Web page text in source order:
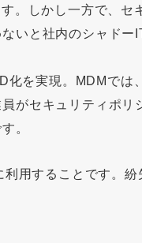
。しかし一方で、セ
いと社内のシャド
を実現。MDMでは
がセキュリティポリ
。
用することです。